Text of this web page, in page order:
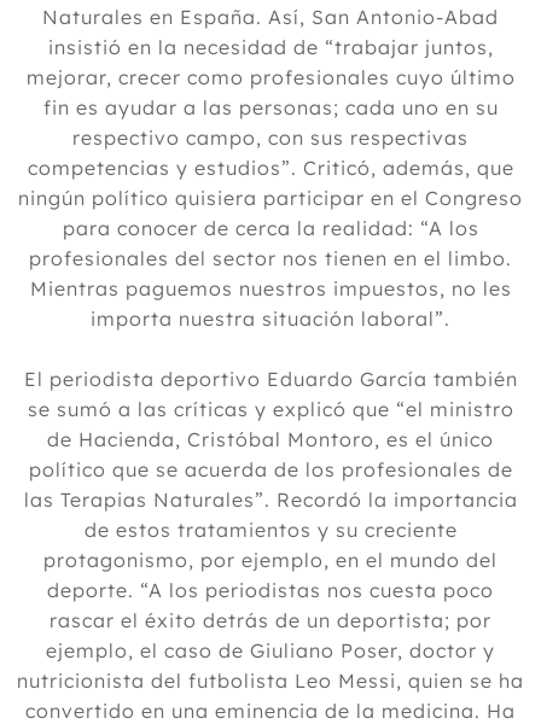
Naturales en España. Así, San Antonio-Abad
insistió en la necesidad de “trabajar juntos,
mejorar, crecer como profesionales cuyo último
fin es ayudar a las personas; cada uno en su
respectivo campo, con sus respectivas
competencias y estudios”. Criticó, además, que
ningún político quisiera participar en el Congreso
para conocer de cerca la realidad: “A los
profesionales del sector nos tienen en el limbo.
Mientras paguemos nuestros impuestos, no les
importa nuestra situación laboral”.
El periodista deportivo Eduardo García también
se sumó a las críticas y explicó que “el ministro
de Hacienda, Cristóbal Montoro, es el único
político que se acuerda de los profesionales de
las Terapias Naturales”. Recordó la importancia
de estos tratamientos y su creciente
protagonismo, por ejemplo, en el mundo del
deporte. “A los periodistas nos cuesta poco
rascar el éxito detrás de un deportista; por
ejemplo, el caso de Giuliano Poser, doctor y
nutricionista del futbolista Leo Messi, quien se ha
convertido en una eminencia de la medicina. Ha